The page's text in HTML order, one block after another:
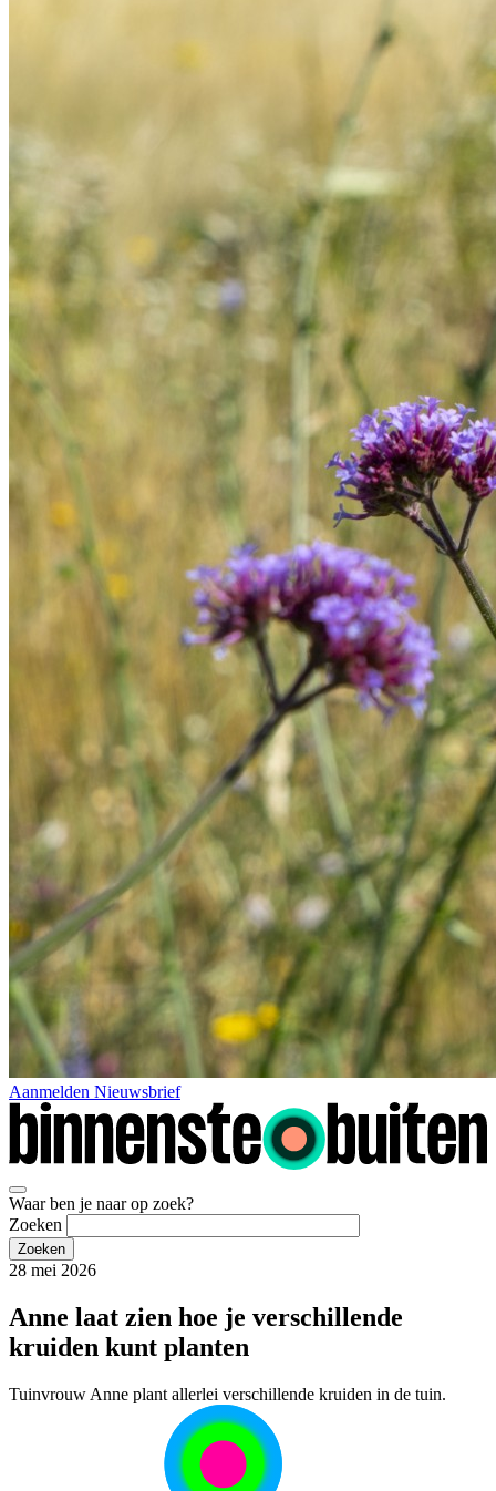
Aanmelden Nieuwsbrief
Waar ben je naar op zoek?
Zoeken
28 mei 2026
Anne laat zien hoe je verschillende
kruiden kunt planten
Tuinvrouw Anne plant allerlei verschillende kruiden in de tuin.